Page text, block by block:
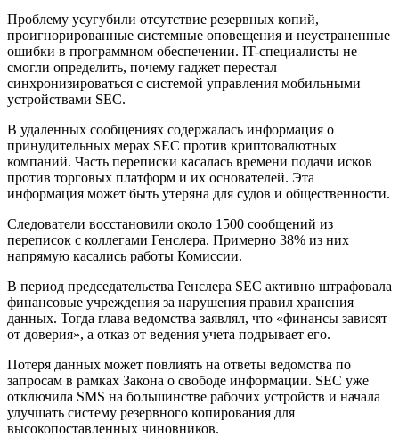
Проблему усугубили отсутствие резервных копий,
проигнорированные системные оповещения и неустраненные
ошибки в программном обеспечении. IT-специалисты не
смогли определить, почему гаджет перестал
синхронизироваться с системой управления мобильными
устройствами SEC.
В удаленных сообщениях содержалась информация о
принудительных мерах SEC против криптовалютных
компаний. Часть переписки касалась времени подачи исков
против торговых платформ и их основателей. Эта
информация может быть утеряна для судов и общественности.
Следователи восстановили около 1500 сообщений из
переписок с коллегами Генслера. Примерно 38% из них
напрямую касались работы Комиссии.
В период председательства Генслера SEC активно штрафовала
финансовые учреждения за нарушения правил хранения
данных. Тогда глава ведомства заявлял, что «финансы зависят
от доверия», а отказ от ведения учета подрывает его.
Потеря данных может повлиять на ответы ведомства по
запросам в рамках Закона о свободе информации. SEC уже
отключила SMS на большинстве рабочих устройств и начала
улучшать систему резервного копирования для
высокопоставленных чиновников.